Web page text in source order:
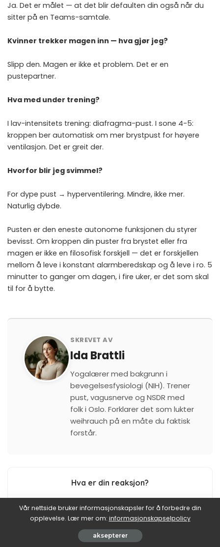
Ja. Det er målet — at det blir defaulten din også når du
sitter på en Teams-samtale.
Kvinner trekker magen inn — hva gjør jeg?
Slipp den. Magen er ikke et problem. Det er en
pustepartner.
Hva med under trening?
I lav-intensitets trening: diafragma-pust. I sone 4-5:
kroppen ber automatisk om mer brystpust for høyere
ventilasjon. Det er greit der.
Hvorfor blir jeg svimmel?
For dype pust → hyperventilering. Mindre, ikke mer.
Naturlig dybde.
Pusten er den eneste autonome funksjonen du styrer
bevisst. Om kroppen din puster fra brystet eller fra
magen er ikke en filosofisk forskjell — det er forskjellen
mellom å leve i konstant alarmberedskap og å leve i ro. 5
minutter to ganger om dagen, i fire uker, er det som skal
til for å bytte.
SKREVET AV
Ida Brattli
Yogalærer med bakgrunn i
bevegelsesfysiologi (NIH). Trener
pust, vagusnerve og NSDR med
folk i Oslo. Forklarer det som lukter
weihrauch på en måte du faktisk
forstår.
Hva er din reaksjon?
Vår nettside bruker informasjonskapsler for å forbedre din
opplevelse. Lær mer om: informasjonskapselpolicy
aksepterer